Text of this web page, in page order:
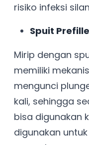
risiko infeksi
Spuit
Mirip dengan
memiliki
mengunci
kali, sehingga
bisa digunakan
digunakan